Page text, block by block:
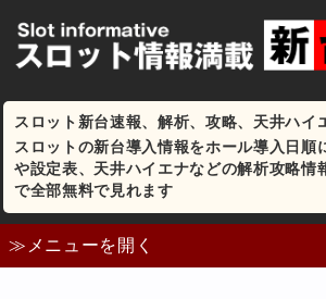
スロット新台速報、解析、攻略、天井ハイ
スロットの新台導入情報をホール導入日順
や設定表、天井ハイエナなどの解析攻略情
で全部無料で見れます
≫メニューを開く